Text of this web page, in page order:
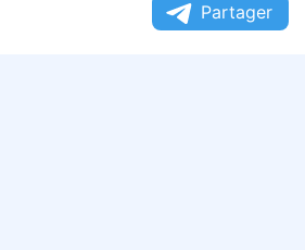
Partager